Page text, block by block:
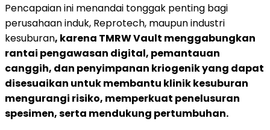
Pencapaian ini menandai tonggak penting bagi
perusahaan induk, Reprotech, maupun industri
kesuburan, karena TMRW Vault menggabungkan
rantai pengawasan digital, pemantauan
canggih, dan penyimpanan kriogenik yang dapat
disesuaikan untuk membantu klinik kesuburan
mengurangi risiko, memperkuat penelusuran
spesimen, serta mendukung pertumbuhan.